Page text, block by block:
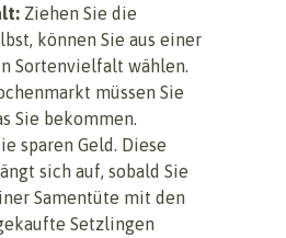
Ziehen Sie die
können Sie aus einer
Sortenvielfalt wählen.
müssen Sie
Sie bekommen.
sparen Geld. Diese
sich auf, sobald Sie
Samentüte mit den
Setzlingen